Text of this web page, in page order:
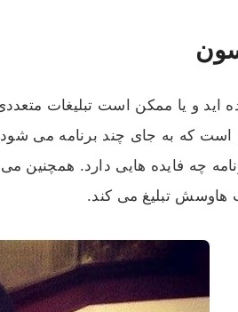
اید و یا ممکن است تبلیغات
است که به جای چند برنامه می
چه فایده هایی دارد. همچنین می
هاوسش تبلیغ می کند.